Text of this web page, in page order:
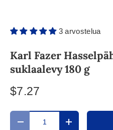
3 arvostelua
Karl Fazer
suklaalevy 180 g
$7.27
Määrä
Translation missing:
Translation